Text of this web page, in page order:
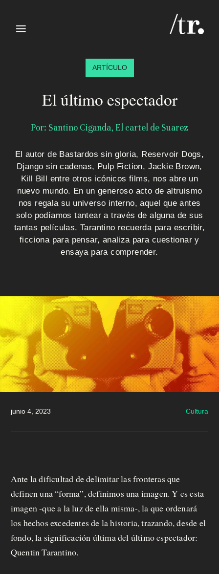
≡
n
i
c
i
o
u
i
é
n
e
s
s
o
o
s
M
a
ARTÍCULO
El último espectador
Por: Santino Ciganda, El cartel de Suarez
El autor de Bastardos sin gloria, Reservoir Dogs,
Django sin cadenas, Pulp Fiction, Jackie Brown,
Kill Bill entre otros icónicos films, nos abre un
nuevo mundo. En un generoso acto de altruismo
nos regala su universo interno, aquel que antes
solo podíamos tantear a través de alguna de sus
tantas películas. Tarantino recuerda para escribir,
ficciona para pensar, analiza para cuestionar y
ensaya para comprender.
junio 4, 2023 Cultura
Ante la dificultad de delimitar las fronteras que
definen una “forma”, definimos una imagen. Y es esta
imagen -que a la luz de ella misma-, la que ordenará
los hechos excedentes de la historia, trazando, desde el
fondo, la significación última del último espectador:
Quentin Tarantino.